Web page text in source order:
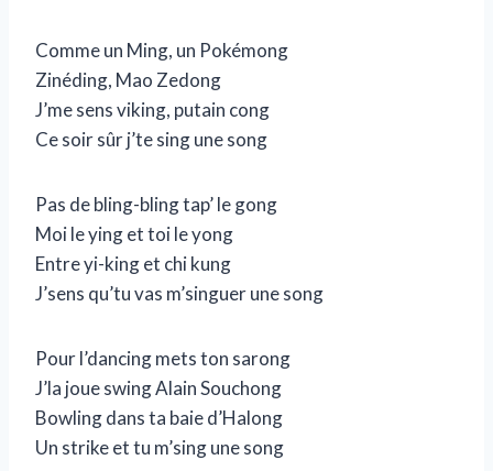
Comme un Ming, un Pokémong
Zinéding, Mao Zedong
J’me sens viking, putain cong
Ce soir sûr j’te sing une song
Pas de bling-bling tap’ le gong
Moi le ying et toi le yong
Entre yi-king et chi kung
J’sens qu’tu vas m’singuer une song
Pour l’dancing mets ton sarong
J’la joue swing Alain Souchong
Bowling dans ta baie d’Halong
Un strike et tu m’sing une song